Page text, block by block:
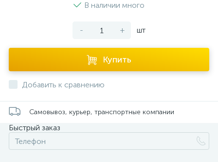
В наличии много
- + шт
Купить
Добавить к сравнению
Самовывоз, курьер, транспортные компании
Быстрый заказ